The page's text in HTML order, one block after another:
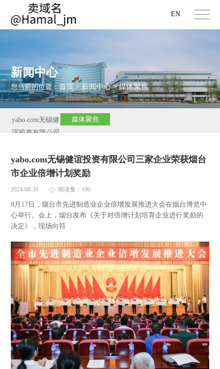
EN
新闻中心
您当前的位置：首页>新闻中心>媒体聚焦
yabo.com无锡健
谊投资有限公司
媒体聚焦
yabo.com无锡健谊投资有限公司三家企业荣获烟台
市企业倍增计划奖励
2024-08-30 阅读量：100
8月17日，烟台市先进制造业企业倍增发展推进大会在烟台博览中
心举行。会上，烟台发布《关于对倍增计划培育企业进行奖励的
决定》，现场向符